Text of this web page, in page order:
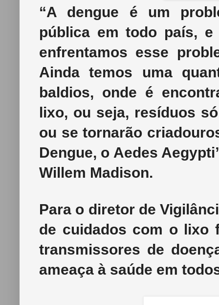
“A dengue é um
pública em todo país,
enfrentamos esse
Ainda temos uma
baldios, onde é
lixo, ou seja, resíduos
ou se tornarão
Dengue, o Aedes
Willem Madison.
Para o diretor de
de cuidados com o lixo
transmissores de
ameaça à saúde em